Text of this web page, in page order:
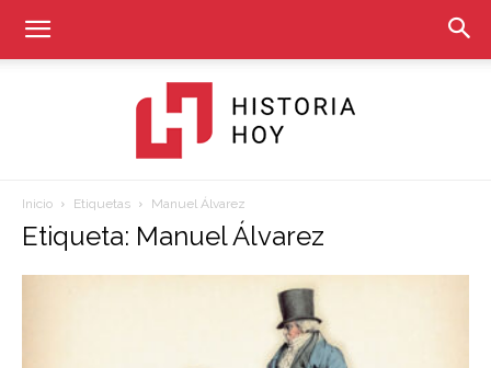
Inicio Etiquetas Manuel Álvarez
Etiqueta: Manuel Álvarez